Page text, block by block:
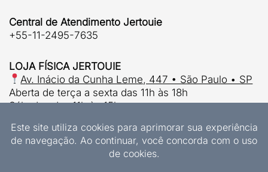
Central de Atendimento Jertouie
+55-11-2495-7635
LOJA FÍSICA JERTOUIE
Av. Inácio da Cunha Leme, 447 • São Paulo • SP
Aberta de terça a sexta das 11h às 18h
Sábados das 11h às 15h.
© 2026 | Jertouie Ltda
CNPJ 37.915.853/0001-63